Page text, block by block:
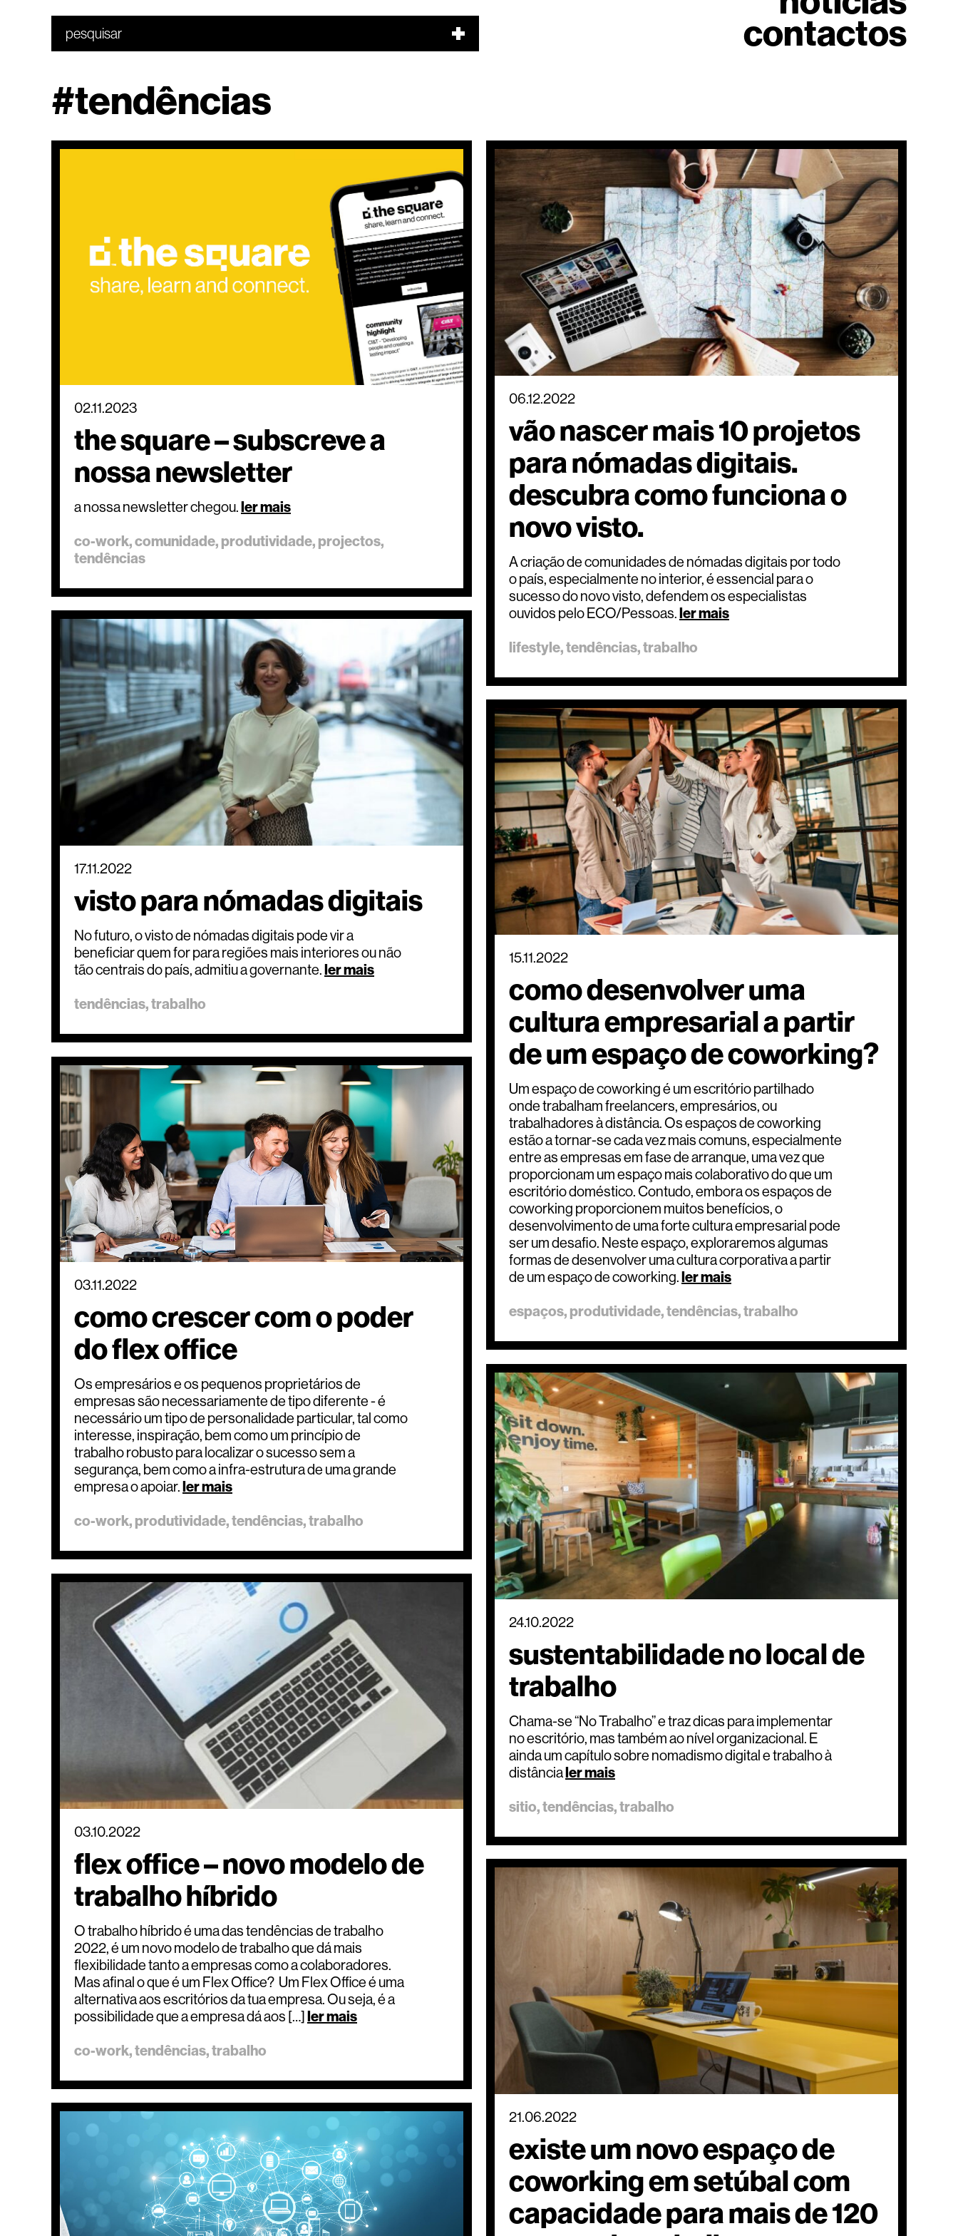
contactos
Pesquisar
#tendências
02.11.2023
the square – subscreve a
nossa newsletter
a nossa newsletter chegou.ler mais
co-work comunidade produtividade projectos
tendências
06.12.2022
vão nascer mais 10 projetos
para nómadas digitais.
descubra como funciona o
novo visto.
A criação de comunidades de nómadas digitais por todo
o país, especialmente no interior, é essencial para o
sucesso do novo visto, defendem os especialistas
ouvidos pelo ECO/Pessoas.ler mais
lifestyle tendências trabalho
17.11.2022
visto para nómadas digitais
No futuro, o visto de nómadas digitais pode vir a
beneficiar quem for para regiões mais interiores ou não
tão centrais do país, admitiu a governante.ler mais
tendências trabalho
15.11.2022
como desenvolver uma
cultura empresarial a partir
de um espaço de coworking?
Um espaço de coworking é um escritório partilhado
onde trabalham freelancers, empresários, ou
trabalhadores à distância. Os espaços de coworking
estão a tornar-se cada vez mais comuns, especialmente
entre as empresas em fase de arranque, uma vez que
proporcionam um espaço mais colaborativo do que um
escritório doméstico. Contudo, embora os espaços de
coworking proporcionem muitos benefícios, o
desenvolvimento de uma forte cultura empresarial pode
ser um desafio. Neste espaço, exploraremos algumas
formas de desenvolver uma cultura corporativa a partir
de um espaço de coworking.ler mais
espaços produtividade tendências trabalho
03.11.2022
como crescer com o poder
do flex office
Os empresários e os pequenos proprietários de
empresas são necessariamente de tipo diferente - é
necessário um tipo de personalidade particular, tal como
interesse, inspiração, bem como um princípio de
trabalho robusto para localizar o sucesso sem a
segurança, bem como a infra-estrutura de uma grande
empresa o apoiar.ler mais
co-work produtividade tendências trabalho
24.10.2022
sustentabilidade no local de
trabalho
Chama-se “No Trabalho” e traz dicas para implementar
no escritório, mas também ao nível organizacional. E
ainda um capítulo sobre nomadismo digital e trabalho à
distâncialer mais
sitio tendências trabalho
03.10.2022
flex office – novo modelo de
trabalho híbrido
O trabalho híbrido é uma das tendências de trabalho
2022, é um novo modelo de trabalho que dá mais
flexibilidade tanto a empresas como a colaboradores.
Mas afinal o que é um Flex Office? Um Flex Office é uma
alternativa aos escritórios da tua empresa. Ou seja, é a
possibilidade que a empresa dá aos […]ler mais
co-work tendências trabalho
21.06.2022
existe um novo espaço de
coworking em setúbal com
capacidade para mais de 120